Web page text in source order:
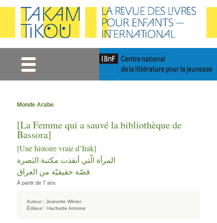
Monde Arabe
[La Femme qui a sauvé la bibliothèque de
Bassora]
[Une histoire vraie d’Irak]
المرأة الّتي أنقذت مكتبة البَصرة
قصّة حقيقيّة من العراق
À partir de 7 ans
Auteur : Jeanette Winter
Éditeur : Hachette Antoine